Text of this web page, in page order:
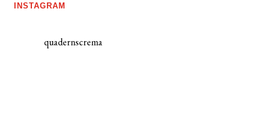
INSTAGRAM
quadernscrema